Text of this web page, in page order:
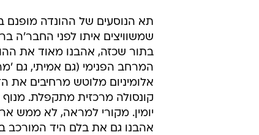
תא הנוסעים של ההונדה מופנם
שמשוויצים איתו לפני החבר'ה
בתור שכזה, אהבנו מאוד את
המרחב הפנימי (גם אמיתי, גם
יומין. מקורי למראה, לא ממש
אהבנו גם את בלם היד המורכב